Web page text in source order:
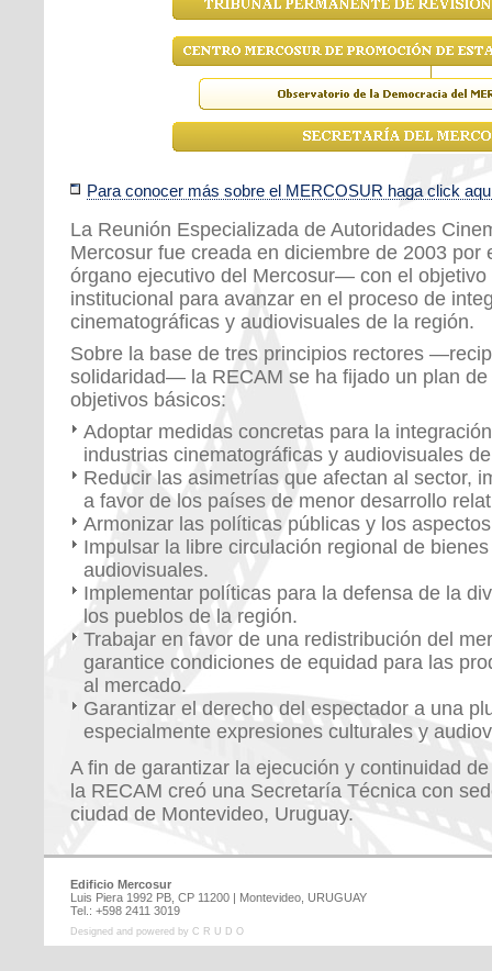
Para conocer más sobre el MERCOSUR haga click
La Reunión Especializada de Autoridades
Mercosur fue creada en diciembre de 2003
órgano ejecutivo del Mercosur— con el
institucional para avanzar en el proceso de
cinematográficas y audiovisuales de la región.
Sobre la base de tres principios rectores
solidaridad— la RECAM se ha fijado un plan
objetivos básicos:
Adoptar medidas concretas para la
industrias cinematográficas y audiovisuales
Reducir las asimetrías que afectan al sector,
a favor de los países de menor desarrollo
Armonizar las políticas públicas y los
Impulsar la libre circulación regional de
audiovisuales.
Implementar políticas para la defensa de la
los pueblos de la región.
Trabajar en favor de una redistribución del
garantice condiciones de equidad para las
al mercado.
Garantizar el derecho del espectador a una
especialmente expresiones culturales y
A fin de garantizar la ejecución y continuidad
la RECAM creó una Secretaría Técnica con
ciudad de Montevideo, Uruguay.
Edificio Mercosur
Luis Piera 1992 PB, CP 11200 | Montevideo, URUGUAY
Tel.: +598 2411 3019
Designed and powered by C R U D O